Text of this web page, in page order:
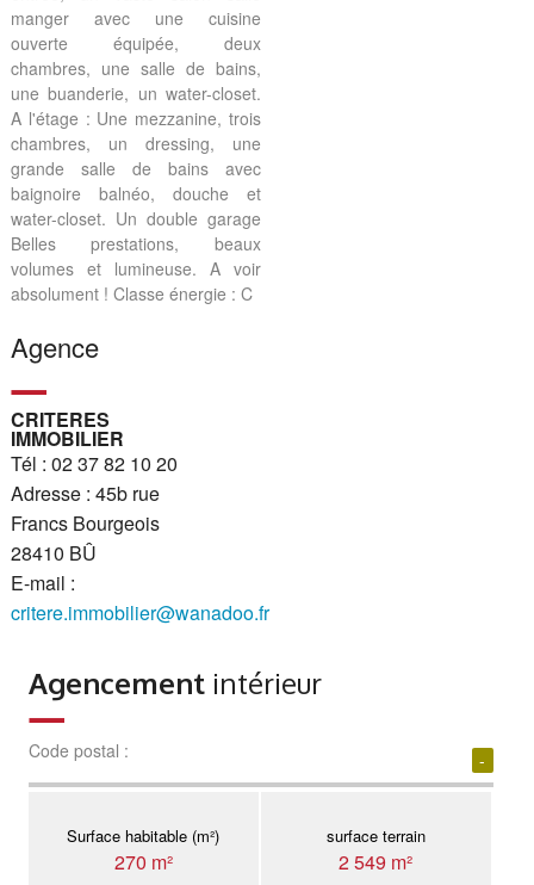
manger avec une cuisine
ouverte équipée, deux
chambres, une salle de bains,
une buanderie, un water-closet.
A l'étage : Une mezzanine, trois
chambres, un dressing, une
grande salle de bains avec
baignoire balnéo, douche et
water-closet. Un double garage
Belles prestations, beaux
volumes et lumineuse. A voir
absolument ! Classe énergie : C
Agence
CRITERES
IMMOBILIER
Tél : 02 37 82 10 20
Adresse : 45b rue
Francs Bourgeois
28410 BÛ
E-mail :
critere.immobilier@wanadoo.fr
Agencement intérieur
Code postal : -
Surface habitable (m²)
270 m²
surface terrain
2 549 m²